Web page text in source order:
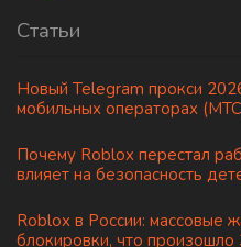
Статьи
Новый Telegram прокси
мобильных операторах
Почему Roblox перестал
влияет на безопасность
Roblox в России: массовые
блокировки, что